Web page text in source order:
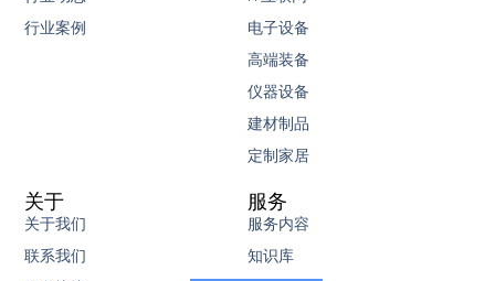
电子设备
高端装备
仪器设备
建材制品
定制家居
行业案例
服务
服务内容
知识库
关于
关于我们
联系我们